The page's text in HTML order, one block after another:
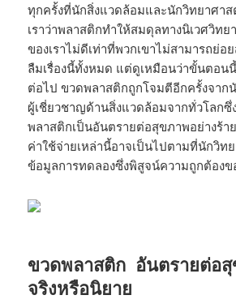
ทุกครั้งที่นักสิ่งแวดล้อมและนักวิทยาศา
เราว่าพลาสติกทำให้สมดุลทางนิเวศวิทย
ของเราไม่ดีเท่าที่พวกเขาไม่สามารถย่อ
ลืมเรื่องนี้ทั้งหมด แต่ดูเหมือนว่าขั้นตอน
ต่อไป ขวดพลาสติกถูกโจมตีอีกครั้งจาก
ผู้เชี่ยวชาญด้านสิ่งแวดล้อมจากทั่วโลกซึ่
พลาสติกเป็นอันตรายต่อสุขภาพอย่างร้า
ค่าใช้จ่ายเหล่านี้อาจเป็นไปตามที่นักวิท
ข้อมูลการทดลองซึ่งพิสูจน์ความถูกต้องข
ขวดพลาสติก อันตรายต่อ
จริงหรือนิยาย